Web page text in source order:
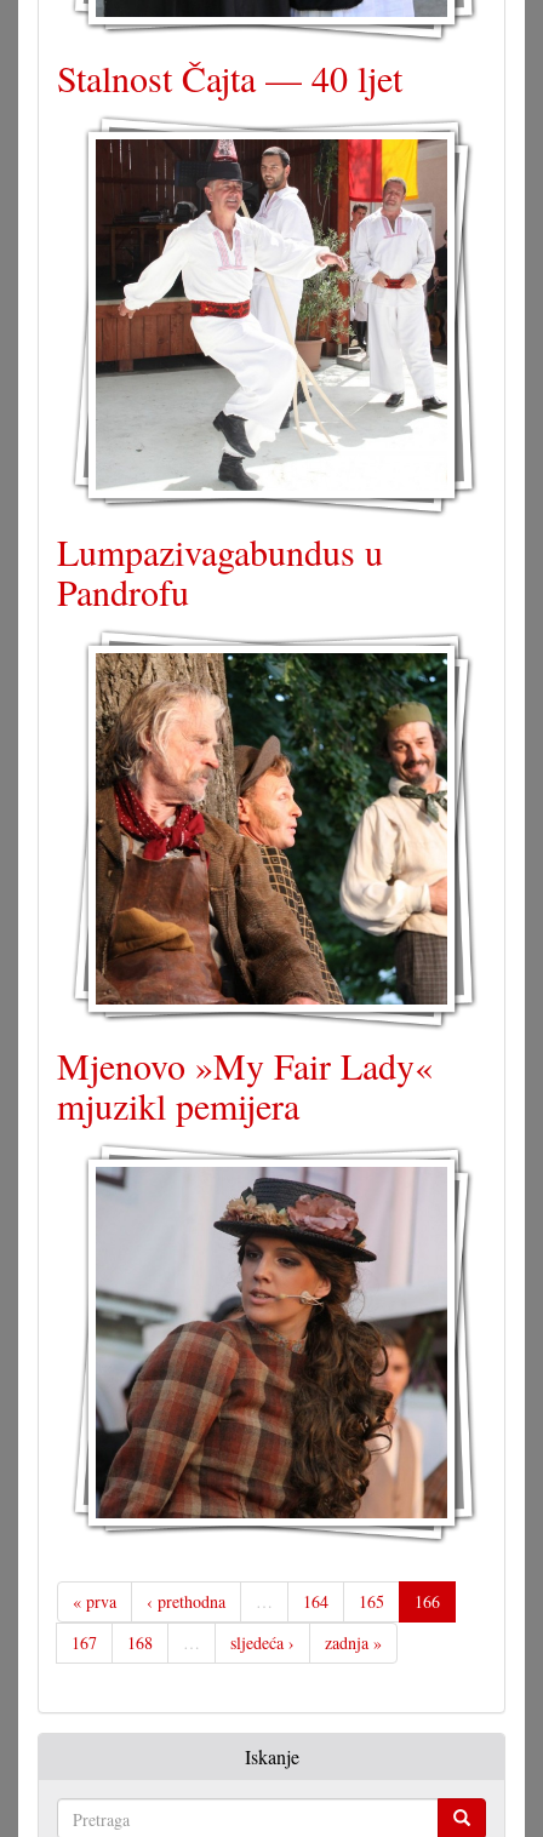
Stalnost Čajta — 40 ljet
Lumpazivagabundus u
Pandrofu
Mjenovo »My Fair Lady«
mjuzikl pemijera
« prva ‹ prethodna … 164 165
166
167
168 … sljedeća › zadnja »
Iskanje